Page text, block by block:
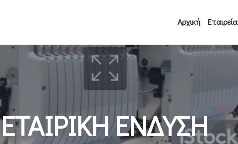
Αρχική Εταιρεία
ΕΤΑΙΡΙΚΗ ΕΝΔΥΣΗ